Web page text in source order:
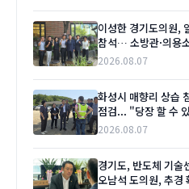
이성한 경기도의원,
참석… 소방관·의용
2026.08.07
화성시 매향리 상습
점검... "당장 할 수
2026.08.07
경기도, 반도체 기
오남석 도의원, 추경